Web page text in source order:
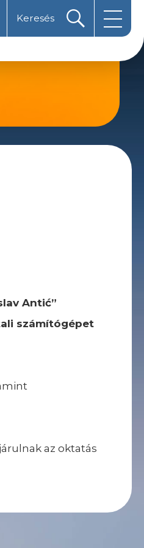
Keresés
Antić”
számítógépet
az oktatás